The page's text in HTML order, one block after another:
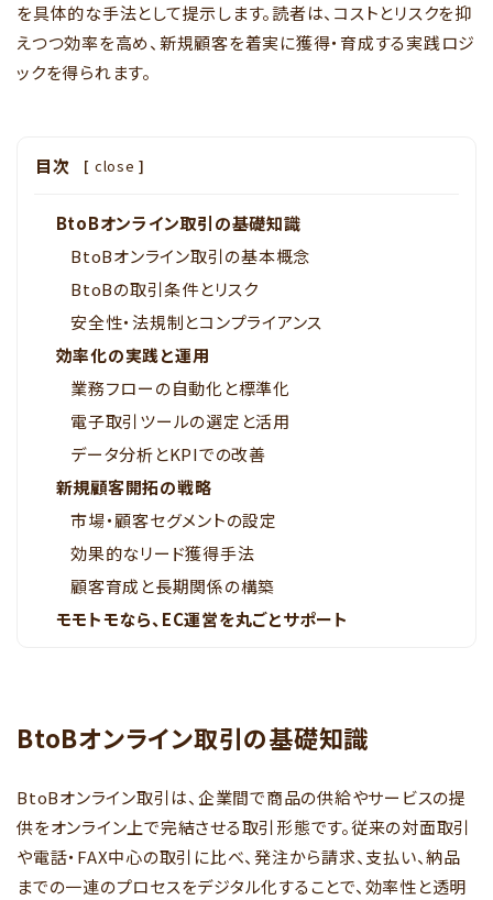
を具体的な手法として提示します。読者は、コストとリスクを抑
えつつ効率を高め、新規顧客を着実に獲得・育成する実践ロジ
ックを得られます。
目次 [ close ]
BtoBオンライン取引の基礎知識
BtoBオンライン取引の基本概念
BtoBの取引条件とリスク
安全性・法規制とコンプライアンス
効率化の実践と運用
業務フローの自動化と標準化
電子取引ツールの選定と活用
データ分析とKPIでの改善
新規顧客開拓の戦略
市場・顧客セグメントの設定
効果的なリード獲得手法
顧客育成と長期関係の構築
モモトモなら、EC運営を丸ごとサポート
BtoBオンライン取引の基礎知識
BtoBオンライン取引は、企業間で商品の供給やサービスの提
供をオンライン上で完結させる取引形態です。従来の対面取引
や電話・FAX中心の取引に比べ、発注から請求、支払い、納品
までの一連のプロセスをデジタル化することで、効率性と透明